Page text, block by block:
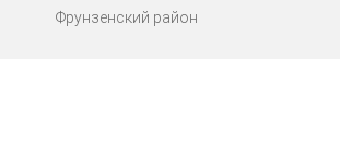
Фрунзенский район